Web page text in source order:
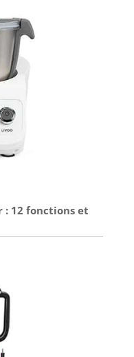
: 12 fonctions et